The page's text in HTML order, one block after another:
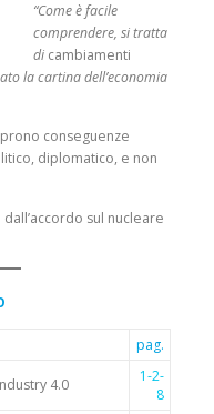
“Come è facile
comprendere, si tratta
di cambiamenti
la cartina dell’economia
conseguenze
diplomatico, e non
sul nucleare
pag.
4.0
1-2-
8